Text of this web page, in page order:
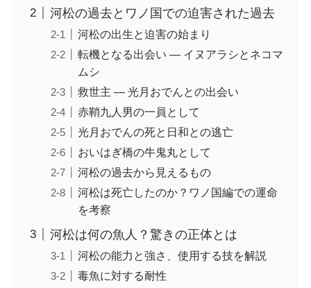
河松の過去とワノ国での迫害された過去
河松の出生と迫害の始まり
転機となる出会い ― イヌアラシとネコマ
ムシ
救世主 ― 光月おでんとの出会い
赤鞘九人男の一員として
光月おでんの死と日和との逃亡
おいはぎ橋の牛鬼丸として
河松の過去から見えるもの
河松は死亡したのか？ワノ国編での運命
を考察
河松は何の魚人？驚きの正体とは
河松の能力と強さ、使用する技を解説
毒魚に対する耐性